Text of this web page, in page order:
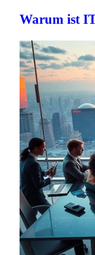
Warum ist